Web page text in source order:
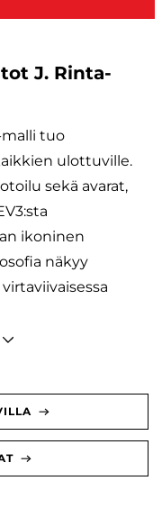
J. Rinta-
malli tuo
ulottuville.
sekä avarat,
ikoninen
näkyy
itsevarman ja modernin